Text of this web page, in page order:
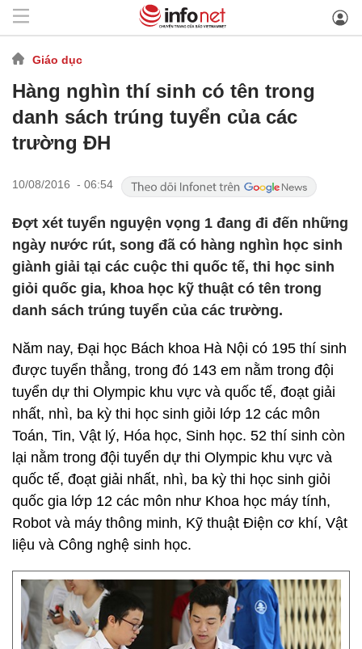
Giáo dục
Hàng nghìn thí sinh có tên trong
danh sách trúng tuyển của các
trường ĐH
10/08/2016 - 06:54
Đợt xét tuyển nguyện vọng 1 đang đi đến những
ngày nước rút, song đã có hàng nghìn học sinh
giành giải tại các cuộc thi quốc tế, thi học sinh
giỏi quốc gia, khoa học kỹ thuật có tên trong
danh sách trúng tuyển của các trường.
Năm nay, Đại học Bách khoa Hà Nội có 195 thí sinh
được tuyển thẳng, trong đó 143 em nằm trong đội
tuyển dự thi Olympic khu vực và quốc tế, đoạt giải
nhất, nhì, ba kỳ thi học sinh giỏi lớp 12 các môn
Toán, Tin, Vật lý, Hóa học, Sinh học. 52 thí sinh còn
lại nằm trong đội tuyển dự thi Olympic khu vực và
quốc tế, đoạt giải nhất, nhì, ba kỳ thi học sinh giỏi
quốc gia lớp 12 các môn như Khoa học máy tính,
Robot và máy thông minh, Kỹ thuật Điện cơ khí, Vật
liệu và Công nghệ sinh học.